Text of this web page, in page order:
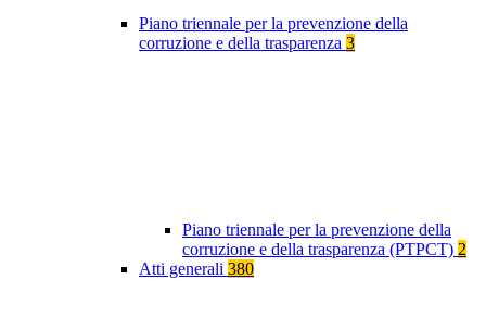
Piano triennale per la prevenzione della
corruzione e della trasparenza 3
Piano triennale per la prevenzione della
corruzione e della trasparenza (PTPCT) 2
Atti generali 380